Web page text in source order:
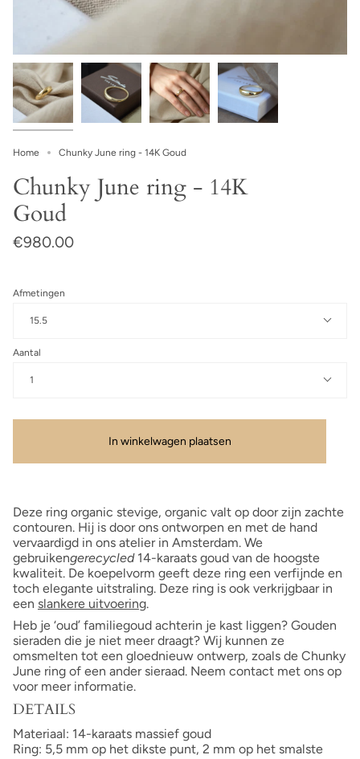
Home Chunky June ring - 14K Goud
Chunky June ring - 14K
Goud
€980.00
Afmetingen
15.5
Aantal
1
In winkelwagen plaatsen
Deze ring organic stevige, organic valt op door zijn zachte
contouren. Hij is door ons ontworpen en met de hand
vervaardigd in ons atelier in Amsterdam. We
gebruikengerecycled14-karaats goud van de hoogste
kwaliteit. De koepelvorm geeft deze ring een verfijnde en
toch elegante uitstraling. Deze ring is ook verkrijgbaar in
een slankere uitvoering.
Heb je ‘oud’ familiegoud achterin je kast liggen? Gouden
sieraden die je niet meer draagt? Wij kunnen ze
omsmelten tot een gloednieuw ontwerp, zoals de Chunky
June ring of een ander sieraad. Neem contact met ons op
voor meer informatie.
DETAILS
Materiaal: 14-karaats massief goud
Ring: 5,5 mm op het dikste punt, 2 mm op het smalste